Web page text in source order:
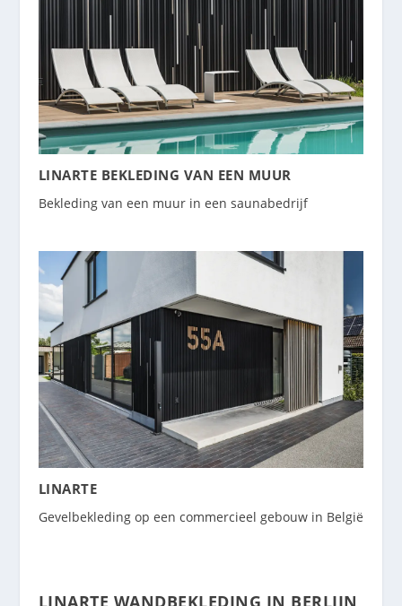
LINARTE BEKLEDING VAN EEN MUUR
Bekleding van een muur in een saunabedrijf
LINARTE
Gevelbekleding op een commercieel gebouw in België
LINARTE WANDBEKLEDING IN BERLIJN